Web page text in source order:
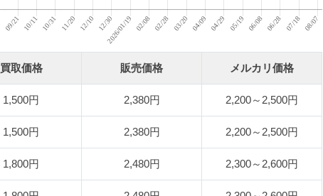
買取価格 販売価格 メルカリ価格
1,500円 2,380円 2,200～2,500円
1,500円 2,380円 2,200～2,500円
1,800円 2,480円 2,300～2,600円